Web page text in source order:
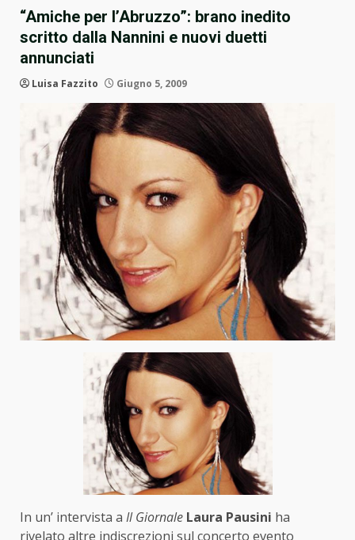
“Amiche per l’Abruzzo”: brano inedito
scritto dalla Nannini e nuovi duetti
annunciati
Luisa Fazzito Giugno 5, 2009
In un’ intervista a Il Giornale Laura Pausini ha
rivelato altre indiscrezioni sul concerto evento